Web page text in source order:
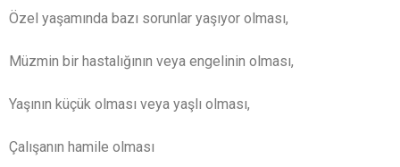
Özel yaşamında bazı sorunlar yaşıyor olması,
Müzmin bir hastalığının veya engelinin olması,
Yaşının küçük olması veya yaşlı olması,
Çalışanın hamile olması